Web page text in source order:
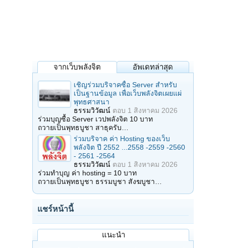
จากเว็บพลังจิต อัพเดทล่าสุด
เชิญร่วมบริจาคซื้อ Server สำหรับ
เป็นฐานข้อมูล เพื่อเว็บพลังจิตเผยแผ่
พุทธศาสนา
ธรรมวิวัฒน์ ตอบ 1 สิงหาคม 2026
ร่วมบุญซื้อ Server เวปพลังจิต 10 บาท
ถวายเป็นพุทธบูชา สาธุครับ…
ร่วมบริจาค ค่า Hosting ของเว็บ
พลังจิต ปี 2552 ...2558 -2559 -2560
- 2561 -2564
ธรรมวิวัฒน์ ตอบ 1 สิงหาคม 2026
ร่วมทำบุญ ค่า hosting = 10 บาท
ถวายเป็นพุทธบูชา ธรรมบูชา สังฆบูชา…
แชร์หน้านี้
แนะนำ